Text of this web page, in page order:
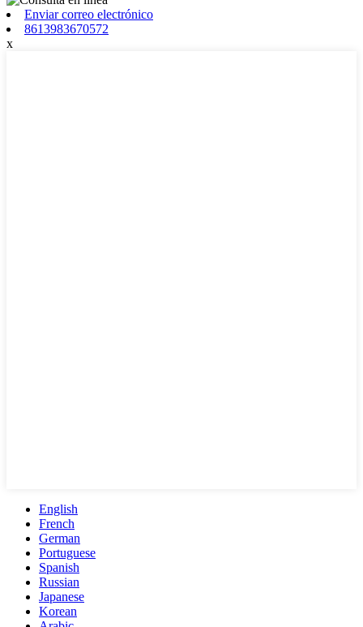
Enviar correo electrónico
8613983670572
x
English
French
German
Portuguese
Spanish
Russian
Japanese
Korean